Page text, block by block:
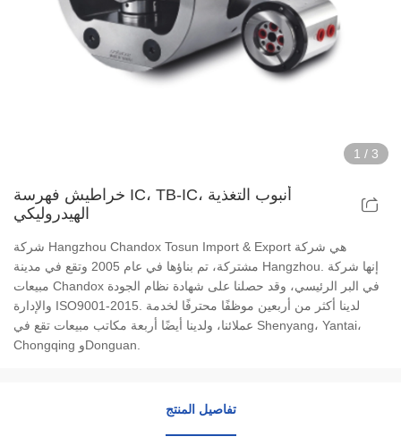
تركيبات تشاك الطاقة المجوفة
تركيبات خراطيش الهواء المجوفة
سلسلة خراطيش رفيعة للغاية
سلسلة خراطيش الجسم الفولاذية
سلسلة دين تشاكس
1 / 3
خراطيش فهرسة IC، TB-IC، أنبوب التغذية
الهيدروليكي
شركة Hangzhou Chandox Tosun Import & Export هي شركة
مشتركة، تم بناؤها في عام 2005 وتقع في مدينة Hangzhou. إنها شركة
مبيعات Chandox في البر الرئيسي، وقد حصلنا على شهادة نظام الجودة
والإدارة ISO9001-2015. لدينا أكثر من أربعين موظفًا محترفًا لخدمة
عملائنا، ولدينا أيضًا أربعة مكاتب مبيعات تقع في Shenyang، Yantai،
Chongqing وDonguan.
تفاصيل المنتج